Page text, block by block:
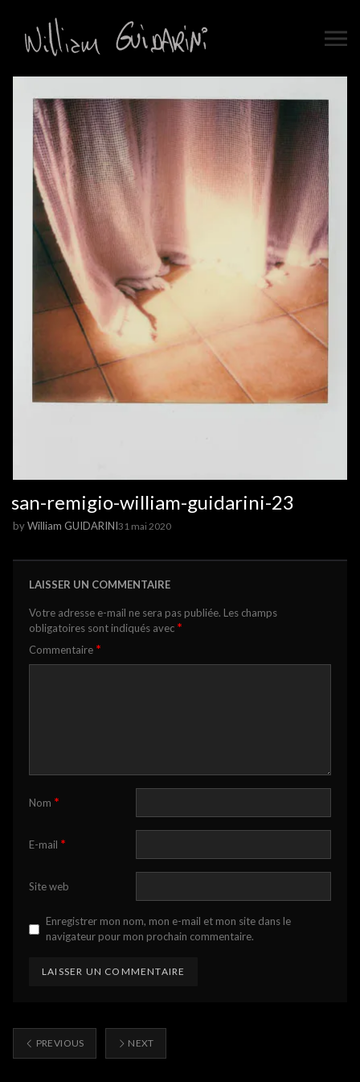
san-remigio-william-guidarini-23
byWilliam GUIDARINI31 mai 2020
LAISSER UN COMMENTAIRE
Votre adresse e-mail ne sera pas publiée. Les champs
obligatoires sont indiqués avec *
Commentaire *
Nom *
E-mail *
Site web
Enregistrer mon nom, mon e-mail et mon site dans le
navigateur pour mon prochain commentaire.
PREVIOUS NEXT